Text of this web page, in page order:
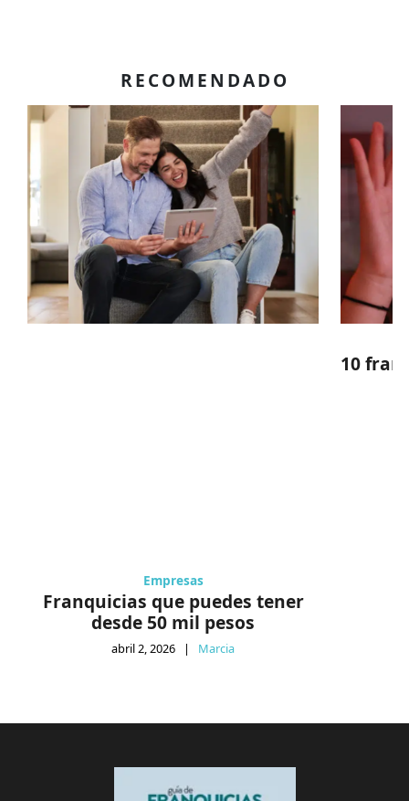
RECOMENDADO
Empresas
Franquicias que puedes tener
desde 50 mil pesos
abril 2, 2026 | Marcia
10